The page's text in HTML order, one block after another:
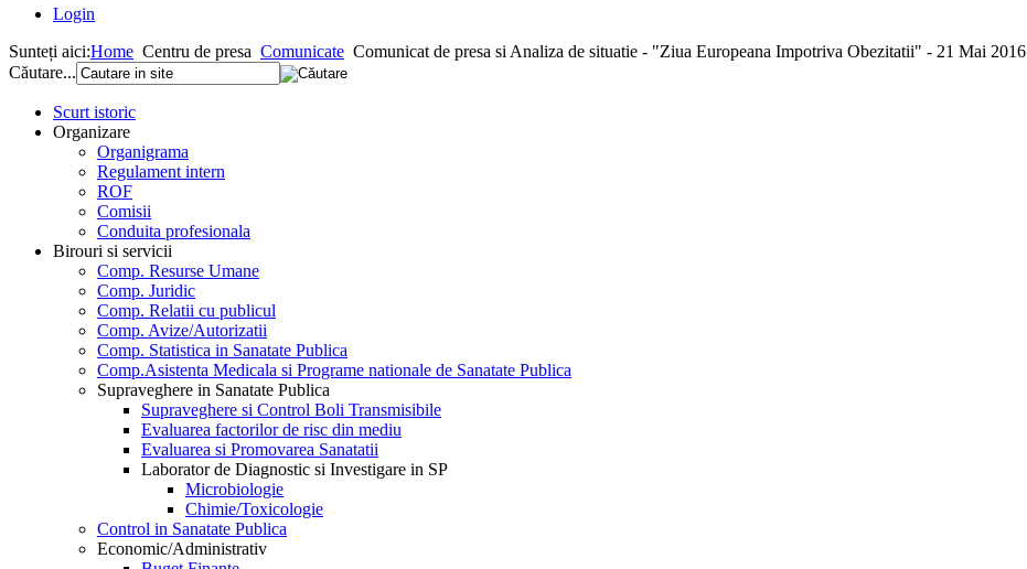
Login
Sunteți aici:Home Centru de presa Comunicate Comunicat de presa si Analiza de situatie - "Ziua Europeana Impotriva Obezitatii" - 21 Mai 2016
Căutare...
Scurt istoric
Organizare
Organigrama
Regulament intern
ROF
Comisii
Conduita profesionala
Birouri si servicii
Comp. Resurse Umane
Comp. Juridic
Comp. Relatii cu publicul
Comp. Avize/Autorizatii
Comp. Statistica in Sanatate Publica
Comp.Asistenta Medicala si Programe nationale de Sanatate Publica
Supraveghere in Sanatate Publica
Supraveghere si Control Boli Transmisibile
Evaluarea factorilor de risc din mediu
Evaluarea si Promovarea Sanatatii
Laborator de Diagnostic si Investigare in SP
Microbiologie
Chimie/Toxicologie
Control in Sanatate Publica
Economic/Administrativ